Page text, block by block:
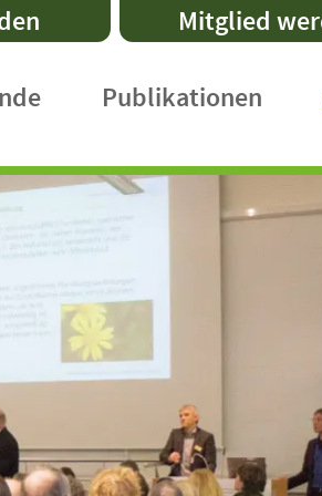
Mitglied
Publikationen
DVL-Schriftenreihe
Fachpublikationen
Praxishefte
International Publications
DVL-Rundbrief